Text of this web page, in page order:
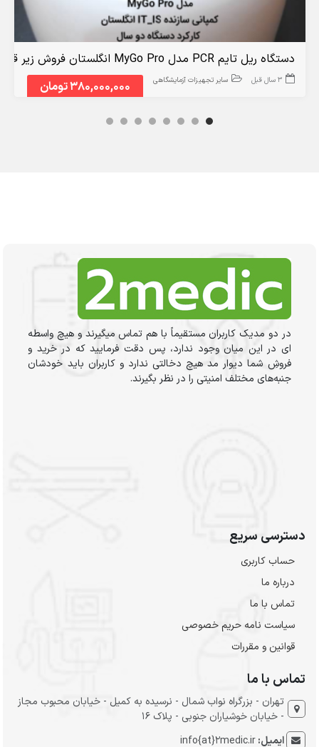
380,000,000 تومان
دستگاه ریل تایم PCR مدل MyGo Pro انگلستان فروش زیر قیمت
3 سال قبل سایر تجهیزات آزمایشگاهی
در دو مدیک کاربران مستقیماً با هم تماس میگیرند و هیچ واسطه
ای در این میان وجود ندارد، پس دقت فرمایید که در خرید و
فروشِ شما دیوار مد هیچ دخالتی ندارد و کاربران باید خودشان
جنبه‌های مختلف امنیتی را در نظر بگیرند.
دسترسی سریع
حساب کاربری
درباره ما
تماس با ما
سیاست نامه حریم خصوصی
قوانین و مقررات
تماس با ما
تهران - بزرگراه نواب شمال - نرسیده به کمیل - خیابان محبوب مجاز
- خیابان خوشیاران جنوبی - پلاک 16
ایمیل:info{at}2medic.ir